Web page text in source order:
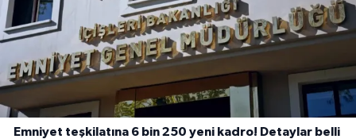
Emniyet teşkilatına 6 bin 250 yeni kadro! Detaylar belli